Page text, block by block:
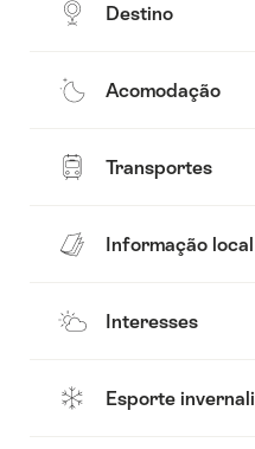
Destino
Acomodação
Transportes
Informação local
Interesses
Esporte invernali